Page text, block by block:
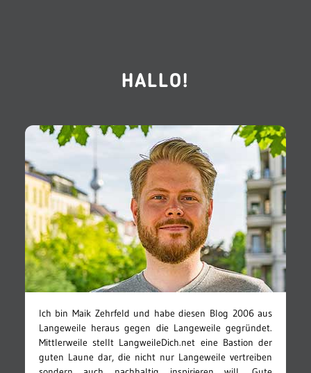
HALLO!
Ich bin Maik Zehrfeld und habe diesen Blog 2006 aus
Langeweile heraus gegen die Langeweile gegründet.
Mittlerweile stellt LangweileDich.net eine Bastion der
guten Laune dar, die nicht nur Langeweile vertreiben